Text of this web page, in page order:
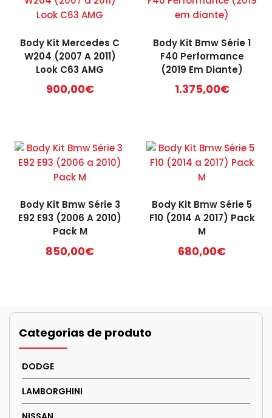
Body Kit Mercedes C
W204 (2007 A 2011)
Look C63 AMG
900,00€
Body Kit Bmw Série 1
F40 Performance
(2019 Em Diante)
1.375,00€
Body Kit Bmw Série 3
E92 E93 (2006 A 2010)
Pack M
850,00€
Body Kit Bmw Série 5
F10 (2014 A 2017) Pack
M
680,00€
Categorias de produto
DODGE
LAMBORGHINI